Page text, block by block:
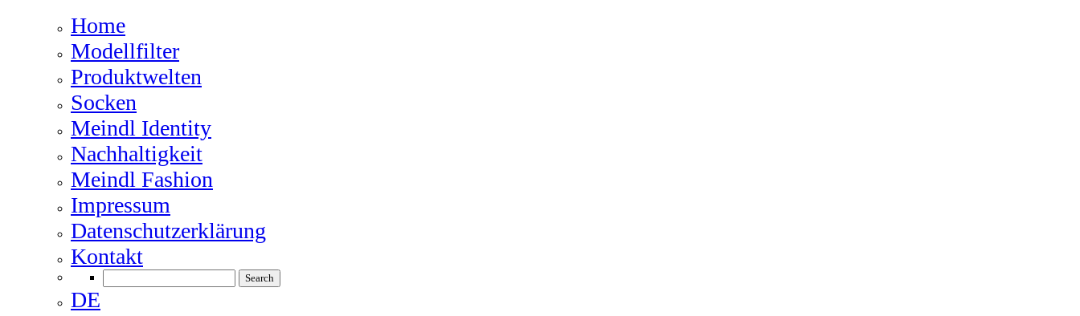
Home
Modellfilter
Produktwelten
Socken
Meindl Identity
Nachhaltigkeit
Meindl Fashion
Impressum
Datenschutzerklärung
Kontakt
DE